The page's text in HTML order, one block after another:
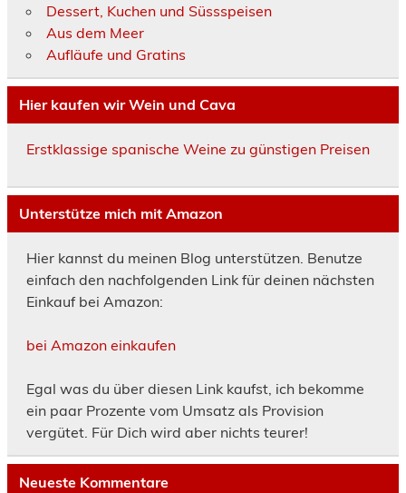
Dessert, Kuchen und Süssspeisen
Aus dem Meer
Aufläufe und Gratins
Hier kaufen wir Wein und Cava
Erstklassige spanische Weine zu günstigen Preisen
Unterstütze mich mit Amazon
Hier kannst du meinen Blog unterstützen. Benutze
einfach den nachfolgenden Link für deinen nächsten
Einkauf bei Amazon:
bei Amazon einkaufen
Egal was du über diesen Link kaufst, ich bekomme
ein paar Prozente vom Umsatz als Provision
vergütet. Für Dich wird aber nichts teurer!
Neueste Kommentare